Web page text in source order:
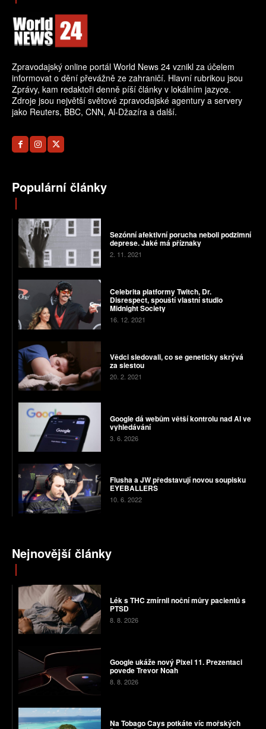
Zpravodajský online portál World News 24 vznikl za účelem
informovat o dění převážně ze zahraničí. Hlavní rubrikou jsou
Zprávy, kam redaktoři denně píší články v lokálním jazyce.
Zdroje jsou největší světové zpravodajské agentury a servery
jako Reuters, BBC, CNN, Al-Džazíra a další.
Populární články
Sezónní afektivní porucha neboli podzimní
deprese. Jaké má příznaky
2. 11. 2021
Celebrita platformy Twitch, Dr.
Disrespect, spouští vlastní studio
Midnight Society
16. 12. 2021
Vědci sledovali, co se geneticky skrývá
za siestou
20. 2. 2021
Google dá webům větší kontrolu nad AI ve
vyhledávání
3. 6. 2026
Flusha a JW představují novou soupisku
EYEBALLERS
10. 6. 2022
Nejnovější články
Lék s THC zmírnil noční můry pacientů s
PTSD
8. 8. 2026
Google ukáže nový Pixel 11. Prezentaci
povede Trevor Noah
8. 8. 2026
Na Tobago Cays potkáte víc mořských